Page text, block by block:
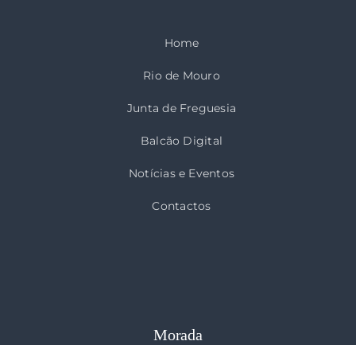
Home
Rio de Mouro
Junta de Freguesia
Balcão Digital
Notícias e Eventos
Contactos
Morada